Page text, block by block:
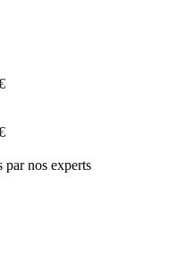
par nos experts